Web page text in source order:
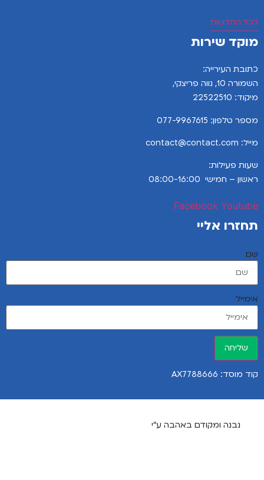
לכל החדשות
מוקד שירות
כתובת העירייה:
השמורה 10, נווה פריצקי,
מיקוד: 22522510
מספר טלפון: 077-9967615
מייל: contact@contact.com
שעות פעילות:
ראשון – חמישי 08:00-16:00
Facebook Youtube
תחזרו אליי
שם
אימייל
שליחה
קוד מוסד: AX7788666
נבנה ומקודם באהבה ע"י